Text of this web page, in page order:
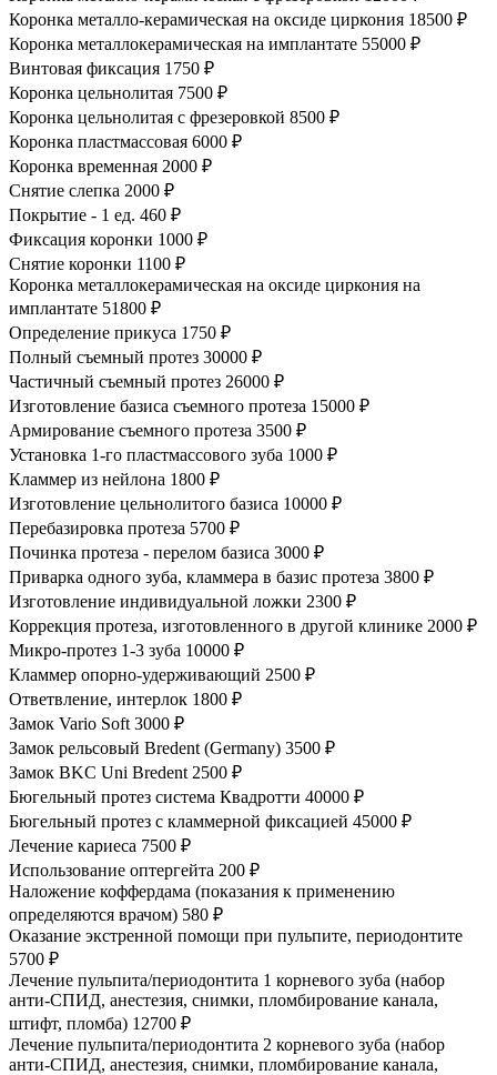
Коронка металло-керамическая на оксиде циркония 18500 ₽
Коронка металлокерамическая на имплантате 55000 ₽
Винтовая фиксация 1750 ₽
Коронка цельнолитая 7500 ₽
Коронка цельнолитая с фрезеровкой 8500 ₽
Коронка пластмассовая 6000 ₽
Коронка временная 2000 ₽
Снятие слепка 2000 ₽
Покрытие - 1 ед. 460 ₽
Фиксация коронки 1000 ₽
Снятие коронки 1100 ₽
Коронка металлокерамическая на оксиде циркония на
имплантате 51800 ₽
Определение прикуса 1750 ₽
Полный съемный протез 30000 ₽
Частичный съемный протез 26000 ₽
Изготовление базиса съемного протеза 15000 ₽
Армирование съемного протеза 3500 ₽
Установка 1-го пластмассового зуба 1000 ₽
Кламмер из нейлона 1800 ₽
Изготовление цельнолитого базиса 10000 ₽
Перебазировка протеза 5700 ₽
Починка протеза - перелом базиса 3000 ₽
Приварка одного зуба, кламмера в базис протеза 3800 ₽
Изготовление индивидуальной ложки 2300 ₽
Коррекция протеза, изготовленного в другой клинике 2000 ₽
Микро-протез 1-3 зуба 10000 ₽
Кламмер опорно-удерживающий 2500 ₽
Ответвление, интерлок 1800 ₽
Замок Vario Soft 3000 ₽
Замок рельсовый Bredent (Germany) 3500 ₽
Замок BKC Uni Bredent 2500 ₽
Бюгельный протез система Квадротти 40000 ₽
Бюгельный протез с кламмерной фиксацией 45000 ₽
Лечение кариеса 7500 ₽
Использование оптергейта 200 ₽
Наложение коффердама (показания к применению
определяются врачом) 580 ₽
Оказание экстренной помощи при пульпите, периодонтите
5700 ₽
Лечение пульпита/периодонтита 1 корневого зуба (набор
анти-СПИД, анестезия, снимки, пломбирование канала,
штифт, пломба) 12700 ₽
Лечение пульпита/периодонтита 2 корневого зуба (набор
анти-СПИД, анестезия, снимки, пломбирование канала,